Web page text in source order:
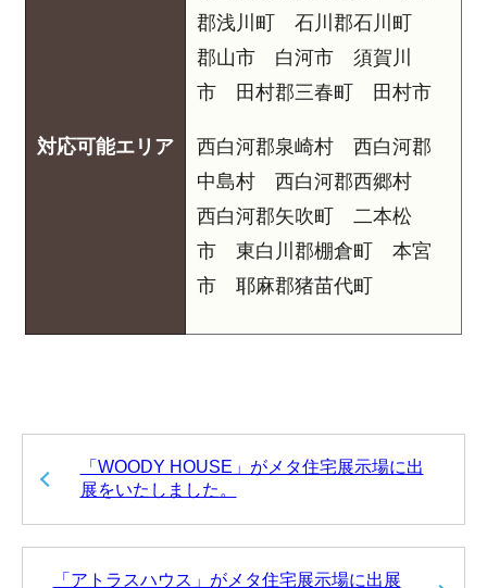
対応可能エリア
郡浅川町 石川郡石川町
郡山市 白河市 須賀川
市 田村郡三春町 田村市
西白河郡泉崎村 西白河郡
中島村 西白河郡西郷村
西白河郡矢吹町 二本松
市 東白川郡棚倉町 本宮
市 耶麻郡猪苗代町
「アトラスハウス」がメタ住宅展示場に出展
「WOODY HOUSE」がメタ住宅展示場に出
展をいたしました。